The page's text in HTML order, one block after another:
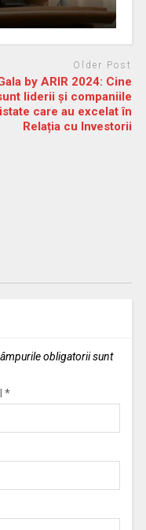
Older Post
by ARIR 2024: Cine
liderii și companiile
care au excelat în
Relația cu Investorii
obligatorii sunt
*